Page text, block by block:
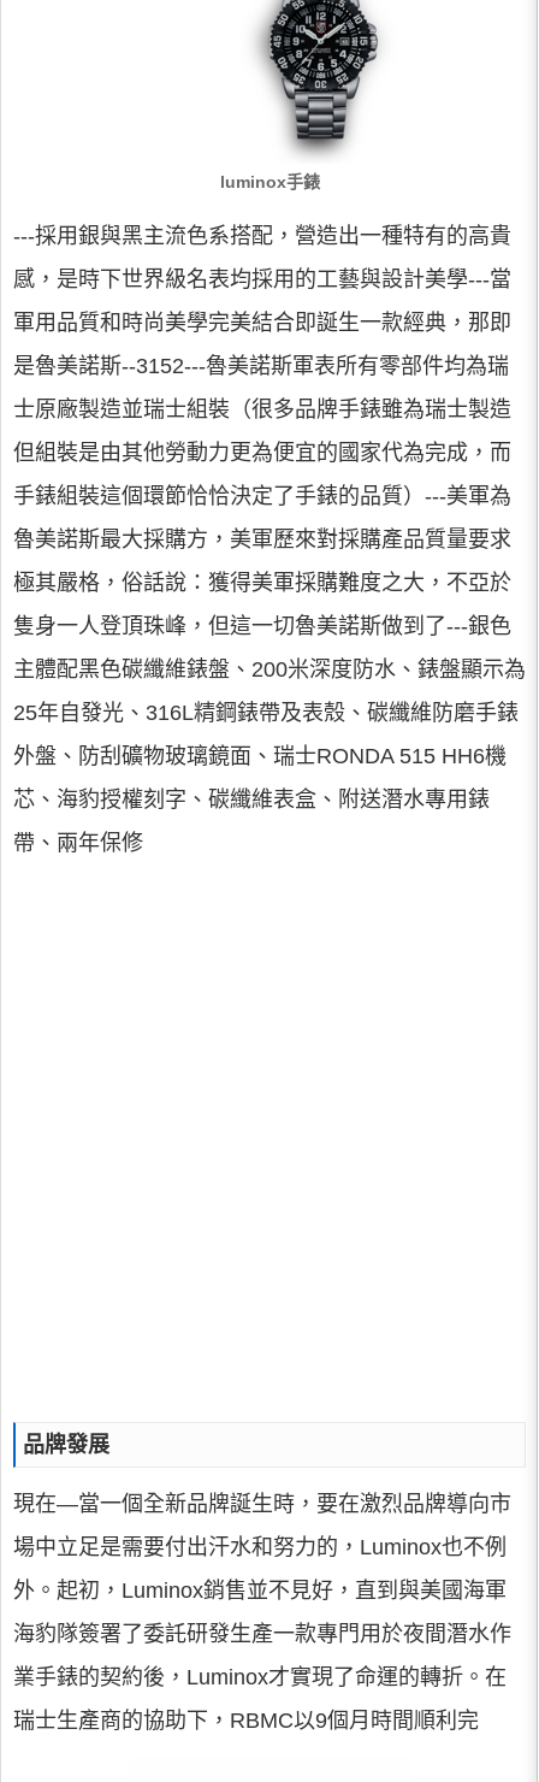
luminox手錶
---採用銀與黑主流色系搭配，營造出一種特有的高貴
感，是時下世界級名表均採用的工藝與設計美學---當
軍用品質和時尚美學完美結合即誕生一款經典，那即
是魯美諾斯--3152---魯美諾斯軍表所有零部件均為瑞
士原廠製造並瑞士組裝（很多品牌手錶雖為瑞士製造
但組裝是由其他勞動力更為便宜的國家代為完成，而
手錶組裝這個環節恰恰決定了手錶的品質）---美軍為
魯美諾斯最大採購方，美軍歷來對採購產品質量要求
極其嚴格，俗話說：獲得美軍採購難度之大，不亞於
隻身一人登頂珠峰，但這一切魯美諾斯做到了---銀色
主體配黑色碳纖維錶盤、200米深度防水、錶盤顯示為
25年自發光、316L精鋼錶帶及表殼、碳纖維防磨手錶
外盤、防刮礦物玻璃鏡面、瑞士RONDA 515 HH6機
芯、海豹授權刻字、碳纖維表盒、附送潛水專用錶
帶、兩年保修
品牌發展
現在—當一個全新品牌誕生時，要在激烈品牌導向市
場中立足是需要付出汗水和努力的，Luminox也不例
外。起初，Luminox銷售並不見好，直到與美國海軍
海豹隊簽署了委託研發生產一款專門用於夜間潛水作
業手錶的契約後，Luminox才實現了命運的轉折。在
瑞士生產商的協助下，RBMC以9個月時間順利完